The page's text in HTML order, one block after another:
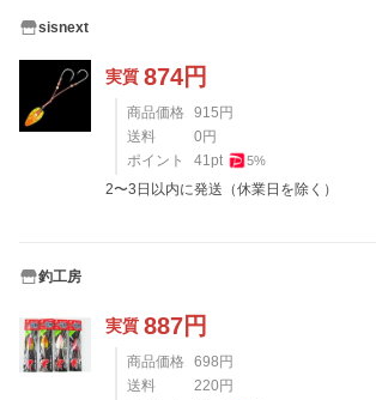
sisnext
実質 874円
商品価格 915 円
送料
0 円
ポイント
41pt 5%
2〜3日以内に発送（休業日を除く）
釣工房
実質 887円
商品価格 698 円
送料
220 円